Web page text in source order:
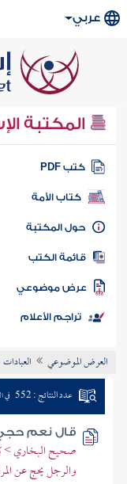
عربي
المكتبة
كتب PDF
كتاب الأمة
المكتبة
الكتب
موضوعي
تراجم الأعلام
العرض الموضوعي العبادات
عدد النتائج : 552 في
قال نعم
صحيح البخاري >
والرجل يحج عن